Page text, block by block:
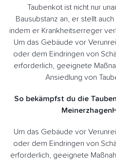
Taubenkot ist nicht nur
Bausubstanz an, er stellt
indem er Krankheitserreger
Um das Gebäude vor
oder dem Eindringen von
erforderlich, geeignete
Ansiedlung von
So bekämpfst du die
Um das Gebäude vor
oder dem Eindringen von
erforderlich, geeignete